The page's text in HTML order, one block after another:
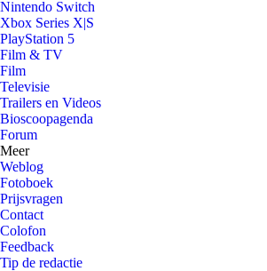
Nintendo Switch
Xbox Series X|S
PlayStation 5
Film & TV
Film
Televisie
Trailers en Videos
Bioscoopagenda
Forum
Meer
Weblog
Fotoboek
Prijsvragen
Contact
Colofon
Feedback
Tip de redactie